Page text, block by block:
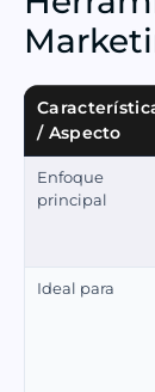
/ Aspecto
Enfoque
principal
Ideal para